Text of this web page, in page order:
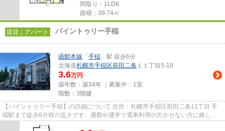
間取り：1LDK
面積：39.74㎡
賃貸｜アパート パイントゥリー手稲
函館本線 「 手稲 」駅 徒歩6分
北海道札幌市手稲区前田二条 １１丁目5-10
3.6万円
築年数：築34年 ｜募集中： 1室
階数：3階建
【パイントゥリー手稲】の詳細について 住所：札幌市手稲区前田二条11丁目 手
稲駅まで徒歩6分程の近さです、通勤や通学で電車利用の欠かせない方に嬉しい
近さですね。毎日の駅通いも...